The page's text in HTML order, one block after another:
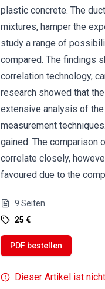
plastic concrete. The
mixtures, hamper the
study a range of
compared. The findings
correlation technology,
research showed that
extensive analysis of
measurement
gained. The comparison
correlate closely,
favoured due to the
9 Seiten
25 €
PDF bestellen
Dieser Artikel ist